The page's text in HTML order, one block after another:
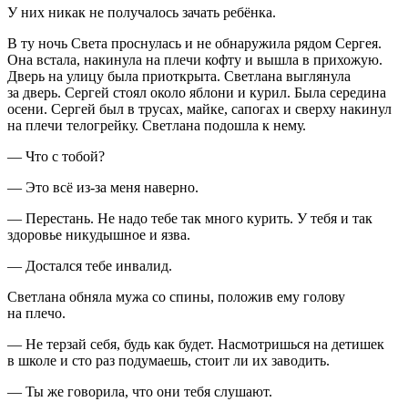
У них никак не получалось зачать ребёнка.
В ту ночь Света проснулась и не обнаружила рядом Сергея.
Она встала, накинула на плечи кофту и вышла в прихожую.
Дверь на улицу была приоткрыта. Светлана выглянула
за дверь. Сергей стоял около яблони и курил. Была середина
осени. Сергей был в трусах, майке, сапогах и сверху накинул
на плечи телогрейку. Светлана подошла к нему.
— Что с тобой?
— Это всё из-за меня наверно.
— Перестань. Не надо тебе так много курить. У тебя и так
здоровье никудышное и язва.
— Достался тебе инвалид.
Светлана обняла мужа со спины, положив ему голову
на плечо.
— Не терзай себя, будь как будет. Насмотришься на детишек
в школе и сто раз подумаешь, стоит ли их заводить.
— Ты же говорила, что они тебя слушают.